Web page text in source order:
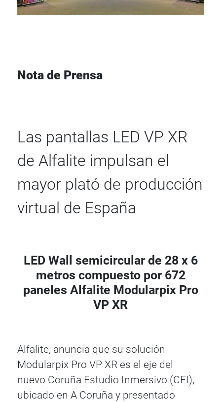
Nota de Prensa
Las pantallas LED VP XR
de Alfalite impulsan el
mayor plató de producción
virtual de España
LED Wall semicircular de 28 x 6
metros compuesto por 672
paneles Alfalite Modularpix Pro
VP XR
Alfalite, anuncia que su solución
Modularpix Pro VP XR es el eje del
nuevo Coruña Estudio Inmersivo (CEI),
ubicado en A Coruña y presentado